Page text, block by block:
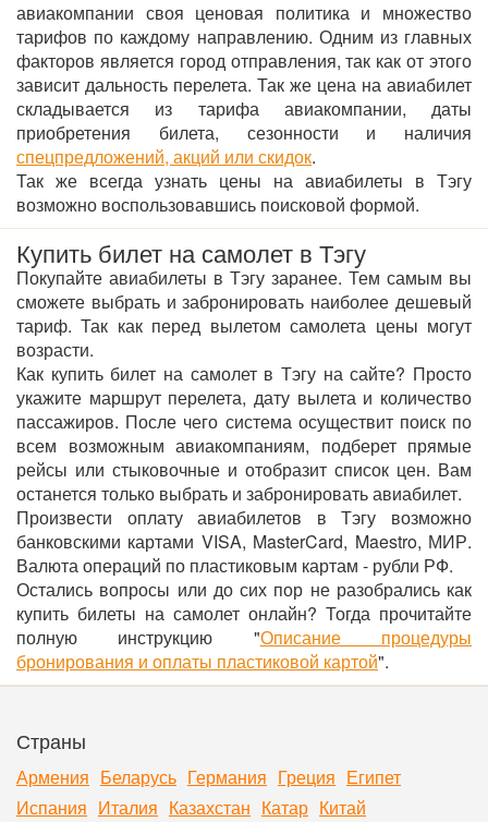
авиакомпании своя ценовая политика и множество
тарифов по каждому направлению. Одним из главных
факторов является город отправления, так как от этого
зависит дальность перелета. Так же цена на авиабилет
складывается из тарифа авиакомпании, даты
приобретения билета, сезонности и наличия
спецпредложений, акций или скидок.
Так же всегда узнать цены на авиабилеты в Тэгу
возможно воспользовавшись поисковой формой.
Купить билет на самолет в Тэгу
Покупайте авиабилеты в Тэгу заранее. Тем самым вы
сможете выбрать и забронировать наиболее дешевый
тариф. Так как перед вылетом самолета цены могут
возрасти.
Как купить билет на самолет в Тэгу на сайте? Просто
укажите маршрут перелета, дату вылета и количество
пассажиров. После чего система осуществит поиск по
всем возможным авиакомпаниям, подберет прямые
рейсы или стыковочные и отобразит список цен. Вам
останется только выбрать и забронировать авиабилет.
Произвести оплату авиабилетов в Тэгу возможно
банковскими картами VISA, MasterCard, Maestro, МИР.
Валюта операций по пластиковым картам - рубли РФ.
Остались вопросы или до сих пор не разобрались как
купить билеты на самолет онлайн? Тогда прочитайте
полную инструкцию "Описание процедуры
бронирования и оплаты пластиковой картой".
Страны
Армения Беларусь Германия Греция Египет
Испания Италия Казахстан Катар Китай